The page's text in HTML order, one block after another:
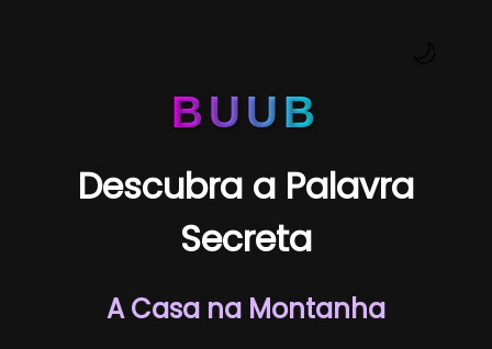
BUUB
Descubra a Palavra
Secreta
A Casa na Montanha